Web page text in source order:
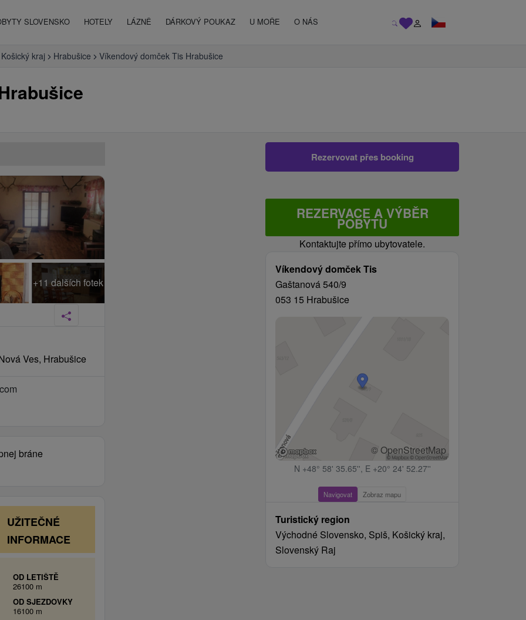
SLOVENSKO HOTELY LÁZNĚ DÁRKOVÝ POUKAZ U MOŘE O NÁS
Košický kraj Hrabušice Víkendový domček Tis Hrabušice
Rezervovat přes booking
REZERVACE A VÝBĚR
POBYTU
Kontaktujte přímo ubytovatele.
Víkendový domček Tis
Gaštanová 540/9
053 15 Hrabušice
© OpenStreetMap
N +48° 58' 35.65'', E +20° 24' 52.27''
Navigovat Zobraz mapu
Turistický region
Východné Slovensko, Spiš, Košický kraj,
Slovenský Raj
+11 dalších fotek
Ves, Hrabušice
bráne
UŽITEČNÉ
INFORMACE
OD LETIŠTĚ
26100 m
OD SJEZDOVKY
16100 m